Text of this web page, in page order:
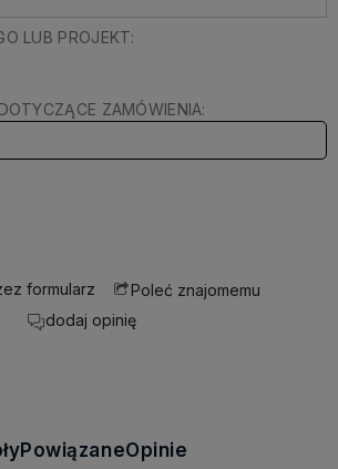
LUB PROJEKT:
ZAMÓWIENIA:
formularz
Poleć znajomemu
dodaj opinię
PowiązaneOpinie